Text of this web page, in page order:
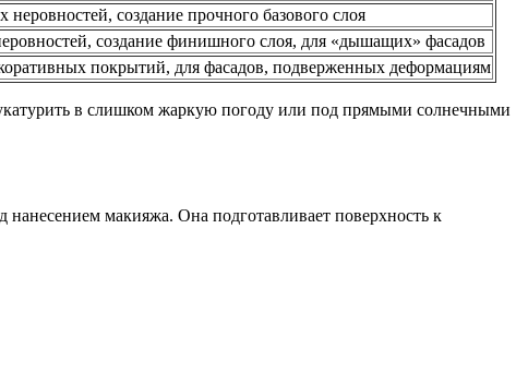
создание прочного базового слоя
создание финишного слоя, для «дышащих» фасадов
покрытий, для фасадов, подверженных деформациям
в слишком жаркую погоду или под прямыми солнечными
нанесением макияжа. Она подготавливает поверхность к